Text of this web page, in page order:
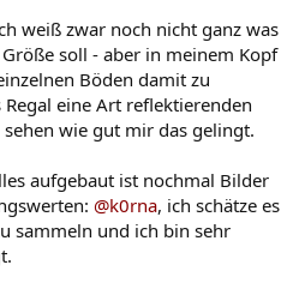
weiß zwar noch nicht ganz was
soll - aber in meinem Kopf
Böden damit zu
eine Art reflektierenden
wie gut mir das gelingt.
aufgebaut ist nochmal Bilder
@k0rna, ich schätze es
sammeln und ich bin sehr